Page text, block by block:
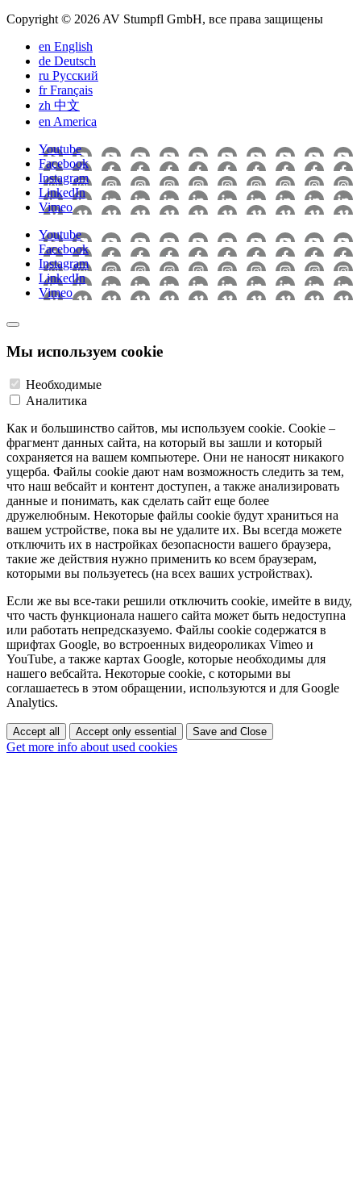
Copyright © 2026 AV Stumpfl GmbH, все права защищены
en English
de Deutsch
ru Pусский
frFrançais
zh 中文
en America
Youtube
Facebook
Instagram
LinkedIn
Vimeo
Youtube
Facebook
Instagram
LinkedIn
Vimeo
Мы используем cookie
Необходимые
Аналитика
Как и большинство сайтов, мы используем cookie. Cookie –
фрагмент данных сайта, на который вы зашли и который
сохраняется на вашем компьютере. Они не наносят никакого
ущерба. Файлы cookie дают нам возможность следить за тем,
что наш вебсайт и контент доступен, а также анализировать
данные и понимать, как сделать сайт еще более
дружелюбным. Некоторые файлы cookie будут храниться на
вашем устройстве, пока вы не удалите их. Вы всегда можете
отключить их в настройках безопасности вашего браузера,
такие же действия нужно применить ко всем браузерам,
которыми вы пользуетесь (на всех ваших устройствах).
Если же вы все-таки решили отключить cookie, имейте в виду,
что часть функционала нашего сайта может быть недоступна
или работать непредсказуемо. Файлы cookie содержатся в
шрифтах Google, во встроенных видеороликах Vimeo и
YouTube, а также картах Google, которые необходимы для
нашего вебсайта. Некоторые cookie, с которыми вы
соглашаетесь в этом обращении, используются и для Google
Analytics.
Accept all Accept only essential Save and Close
Get more info about used cookies